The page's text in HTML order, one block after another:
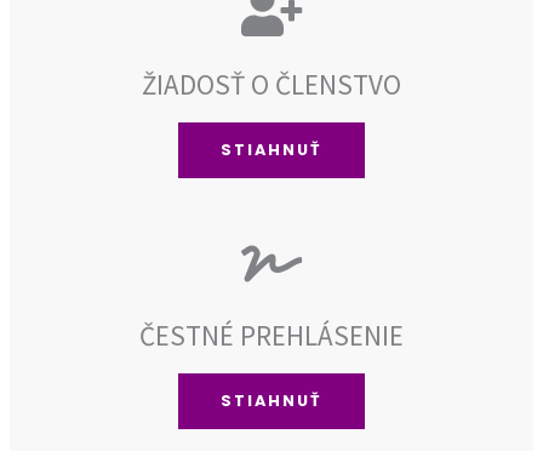
ŽIADOSŤ O ČLENSTVO
STIAHNUŤ
ČESTNÉ PREHLÁSENIE
STIAHNUŤ